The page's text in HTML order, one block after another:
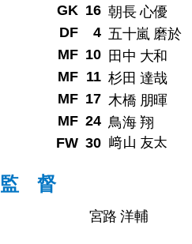
GK 16 朝長 心優
DF
4 五十嵐 磨於
MF 10
田中 大和
MF 11 杉田 達哉
MF 17 木橋 朋暉
MF 24 鳥海 翔
FW 30 﨑山 友太
監 督
宮路 洋輔